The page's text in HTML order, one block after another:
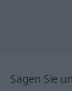
Sagen Sie